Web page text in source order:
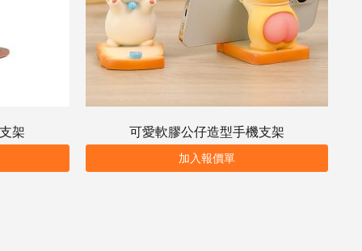
架 可愛軟膠公仔造型手機支架
加入報價單